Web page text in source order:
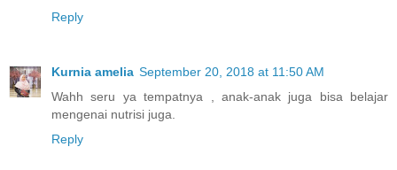
Reply
Kurnia amelia September 20, 2018 at 11:50 AM
Wahh seru ya tempatnya , anak-anak juga bisa belajar
mengenai nutrisi juga.
Reply